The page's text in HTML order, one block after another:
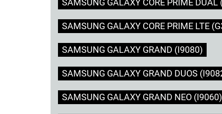
SAMSUNG GALAXY CORE PRIME DUAL
SAMSUNG GALAXY CORE PRIME LTE
SAMSUNG GALAXY GRAND (I9080)
SAMSUNG GALAXY GRAND DUOS
SAMSUNG GALAXY GRAND NEO (I9060)